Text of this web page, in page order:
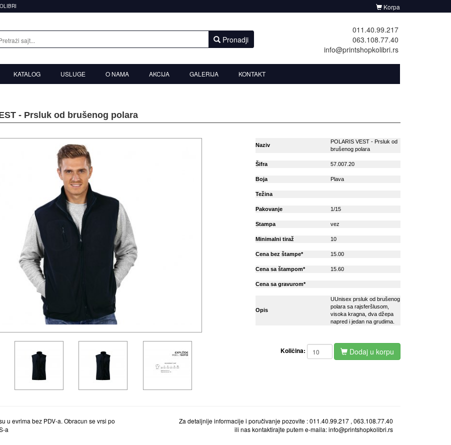
Korpa
Pronadji
011.40.99.217
063.108.77.40
info@printshopkolibri.rs
KATALOG USLUGE O NAMA AKCIJA GALERIJA KONTAKT
- Prsluk od brušenog polara
Naziv
POLARIS VEST - Prsluk od
brušenog polara
Šifra 57.007.20
Boja Plava
Težina
Pakovanje 1/15
Stampa vez
Minimalni tiraž 10
Cena bez štampe* 15.00
Cena sa štampom* 15.60
Cena sa gravurom*
Opis
UUnisex prsluk od brušenog
polara sa rajsferšlusom,
visoka kragna, dva džepa
napred i jedan na grudima.
Količina: Dodaj u korpu
u evrima bez PDV-a. Obracun se vrsi po
a
Za detaljnije informacije i poručivanje pozovite : 011.40.99.217 , 063.108.77.40
ili nas kontaktirajte putem e-maila: info@printshopkolibri.rs